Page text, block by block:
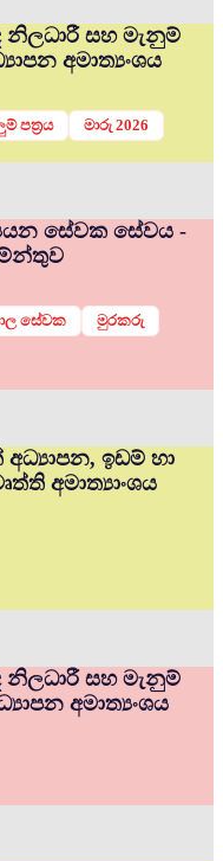
නිලධාරී සහ මැනුම්
අමාත්‍යංශය
පත්‍රය
මාරු 2026
සේවක සේවය -
සේවක
මුරකරු
අධ්‍යාපන, ඉඩම් හා
අමාත්‍යාංශය
නිලධාරී සහ මැනුම්
අමාත්‍යංශය